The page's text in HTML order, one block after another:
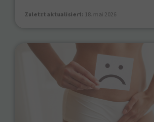
Zuletzt aktualisiert: 18. mai 2026